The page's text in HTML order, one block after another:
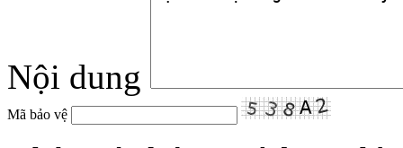
Nội dung
Mã bảo vệ